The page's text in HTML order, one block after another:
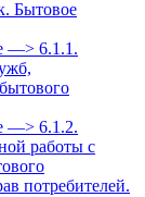
Бытовое
—> 6.1.1.
—> 6.1.2.
работы с
потребителей.